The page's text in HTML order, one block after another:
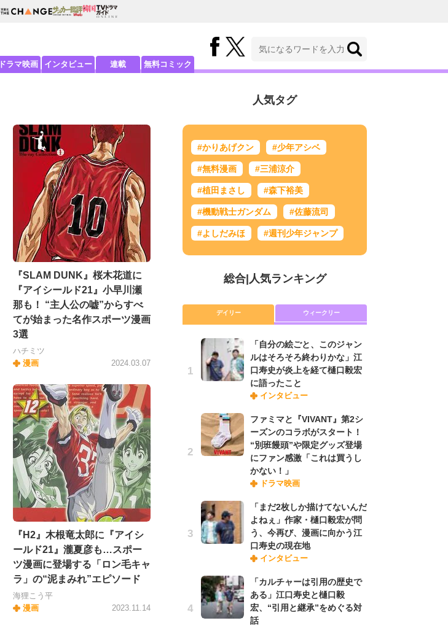
ドラマ映画 インタビュー 連載 無料コミック
『SLAM DUNK』桜木花道に
『アイシールド21』小早川瀬
那も！ “主人公の嘘”からすべ
てが始まった名作スポーツ漫画
3選
ハチミツ
漫画
2024.03.07
『H2』木根竜太郎に『アイシ
ールド21』瀧夏彦も…スポー
ツ漫画に登場する「ロン毛キャ
ラ」の“泥まみれ”エピソード
海狸こう平
漫画
2023.11.14
人気タグ
#かりあげクン #少年アシベ
#無料漫画 #三浦涼介
#植田まさし #森下裕美
#機動戦士ガンダム #佐藤流司
#よしだみほ #週刊少年ジャンプ
総合| 人気ランキング
デイリー ウィークリー
「自分の絵ごと、このジャン
ルはそろそろ終わりかな」江
口寿史が炎上を経て樋口毅宏
に語ったこと
インタビュー
ファミマと『VIVANT』第2シ
ーズンのコラボがスタート！
“別班饅頭”や限定グッズ登場
にファン感激「これは買うし
かない！」
ドラマ映画
「まだ2枚しか描けてないんだ
よねぇ」作家・樋口毅宏が問
う、今再び、漫画に向かう江
口寿史の現在地
インタビュー
「カルチャーは引用の歴史で
ある」江口寿史と樋口毅
宏、“引用と継承”をめぐる対
話